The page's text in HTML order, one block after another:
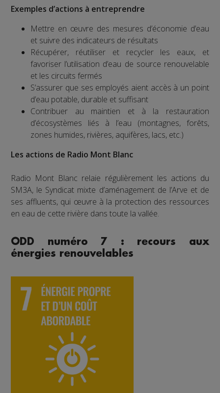
Exemples d’actions à entreprendre
Mettre en œuvre des mesures d’économie d’eau
et suivre des indicateurs de résultats
Récupérer, réutiliser et recycler les eaux, et
favoriser l’utilisation d’eau de source renouvelable
et les circuits fermés
S’assurer que ses employés aient accès à un point
d’eau potable, durable et suffisant
Contribuer au maintien et à la restauration
d’écosystèmes liés à l’eau (montagnes, forêts,
zones humides, rivières, aquifères, lacs, etc.)
Les actions de Radio Mont Blanc
Radio Mont Blanc relaie régulièrement les actions du
SM3A, le Syndicat mixte d’aménagement de l’Arve et de
ses affluents, qui œuvre à la protection des ressources
en eau de cette rivière dans toute la vallée.
ODD numéro 7 : recours aux
énergies renouvelables